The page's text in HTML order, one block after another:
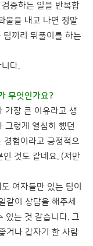
증하는 일을 반복합
물을 내고 나면 정말
끼리 뒤풀이를 하는
다.
무엇인가요?
가장 큰 이유라고 생
그렇게 열심히 했던
경험이라고 긍정적으
인 것도 같네요. (저만
여자들만 있는 팀이
같이 상담을 해주세
있는 것 같습니다. 그
거나 갑자기 한 사람